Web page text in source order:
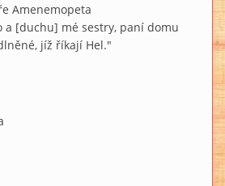
Amenemopeta
a [duchu] mé sestry, paní domu
jíž říkají Hel."